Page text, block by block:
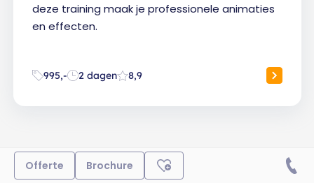
Offerte Brochure
deze training maak je professionele animaties
en effecten.
995,- 2 dagen 8,9